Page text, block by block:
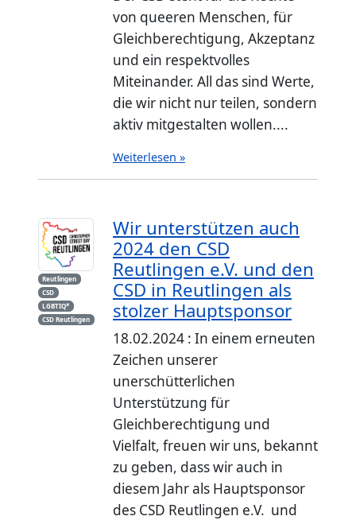
von queeren Menschen, für
Gleichberechtigung, Akzeptanz
und ein respektvolles
Miteinander. All das sind Werte,
die wir nicht nur teilen, sondern
aktiv mitgestalten wollen....
Weiterlesen »
Reutlingen
CSD
LGBTIQ*
CSD Reutlingen
Wir unterstützen auch
2024 den CSD
Reutlingen e.V. und den
CSD in Reutlingen als
stolzer Hauptsponsor
18.02.2024 : In einem erneuten
Zeichen unserer
unerschütterlichen
Unterstützung für
Gleichberechtigung und
Vielfalt, freuen wir uns, bekannt
zu geben, dass wir auch in
diesem Jahr als Hauptsponsor
des CSD Reutlingen e.V. und